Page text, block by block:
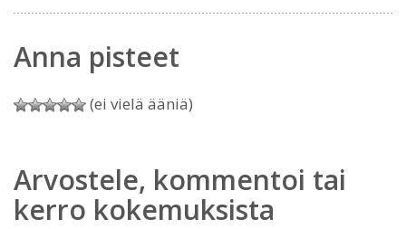
Anna pisteet
(ei vielä ääniä)
Arvostele, kommentoi tai
kerro kokemuksista